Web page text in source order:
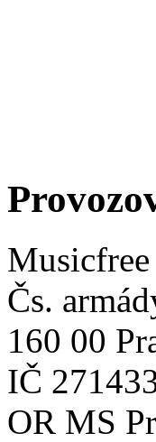
Musicfree
Čs.
160 00
IČ
OR MS